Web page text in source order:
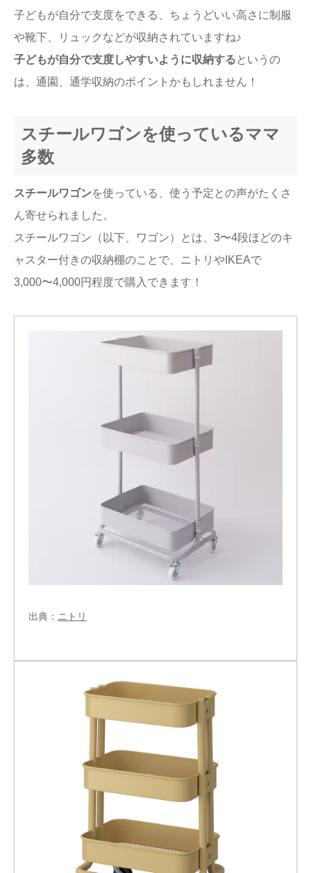
子どもが自分で支度をできる、ちょうどいい高さに制服
や靴下、リュックなどが収納されていますね♪
子どもが自分で支度しやすいように収納する というの
は、通園、通学収納のポイントかもしれません！
スチールワゴンを使っているママ
多数
スチールワゴンを使っている、使う予定との声がたくさ
ん寄せられました。
スチールワゴン（以下、ワゴン）とは、3〜4段ほどのキ
ャスター付きの収納棚のことで、ニトリやIKEAで
3,000〜4,000円程度で購入できます！
出典： ニトリ